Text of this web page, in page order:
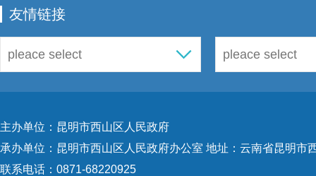
友情链接
主办单位：昆明市西山区人民政府
承办单位：昆明市西山区人民政府办公室 地址：云南省昆明市
联系电话：0871-68220925